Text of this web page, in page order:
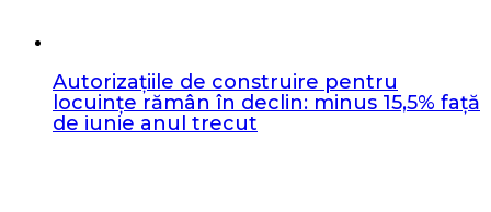
Autorizațiile de construire pentru
locuințe rămân în declin: minus 15,5% față
de iunie anul trecut